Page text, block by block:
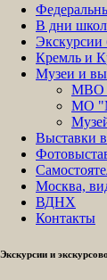
В дни
Экскурсии
Кремль и
Музеи и
МВО
МО
Выставки
Москва,
ВДНХ
Контакты
Экскурсии и